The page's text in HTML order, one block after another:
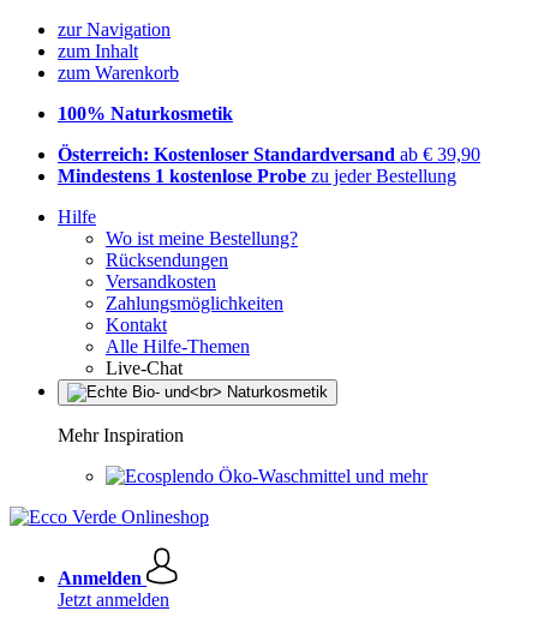
zur Navigation
zum Inhalt
zum Warenkorb
100% Naturkosmetik
Österreich: Kostenloser Standardversand ab € 39,90
Mindestens 1 kostenlose Probe zu jeder Bestellung
Hilfe
Wo ist meine Bestellung?
Rücksendungen
Versandkosten
Zahlungsmöglichkeiten
Kontakt
Alle Hilfe-Themen
Live-Chat
Mehr Inspiration
Öko-Waschmittel und mehr
Anmelden
Jetzt anmelden